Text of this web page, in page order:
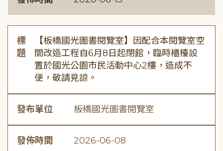
標
題
【板橋國光圖書閱覽室】因配合本閱覽室空
間改造工程自6月8日起閉館，臨時櫃檯設
置於國光公園市民活動中心2樓，造成不
便，敬請見諒。
發布單位 板橋國光圖書閱覽室
發佈時間 2026-06-08